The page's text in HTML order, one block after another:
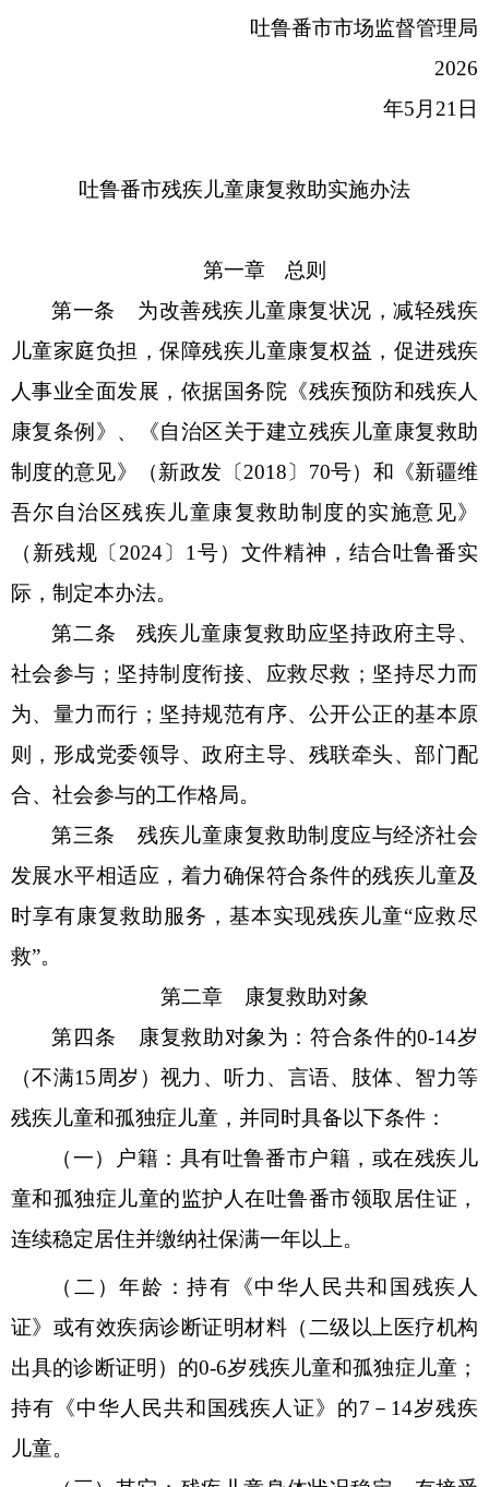
吐鲁番市市场监督管理局
2026
年5 月 21 日
吐鲁番市残疾儿童康复救助实施办法
第一章
总则
第一条
为改善残疾儿童康复状况，减轻残疾
儿童家庭负担，保障残疾儿童康复权益，促进残疾
人事业全面发展 ， 依据国务院《残疾预防和残疾人
康复条例》 、 《自治区关于建立残疾儿童康复救助
制度的意见》（新政发 〔 2018〕 70号）和《新疆维
吾尔自治区残疾儿童康复救助制度的实施意见》
（新残规 〔 2024 〕 1 号） 文件精神 ，结合吐鲁番实
际，制定本办法。
第二条
残疾儿童康复救助应坚持政府主导、
社会参与；坚持制度衔接、应救尽救；坚持尽力而
为、量力而行；坚持规范有序、公开公正的基本原
则，形成党委领导、政府主导、残联牵头、部门配
合、社会参与的工作格局。
第三条
残疾儿童康复救助制度应与经济社会
发展水平相适应，着力确保符合条件的残疾儿童及
时享有康复救助服务，基本实现残疾儿童“应救尽
救”。
第二章
康复救助对象
第四条
康复救助对象为：符合条件的0-14岁
（不满15周岁）视力、听力、言语、肢体、智力等
残疾儿童和孤独症儿童，并同时具备以下条件：
（一）户籍：具有吐鲁番市户籍，或在残疾儿
童和孤独症儿童的监护人在吐鲁番市领取居住证，
连续稳定居住并缴纳社保满一年以上。
（二）年龄：持有《中华人民共和国残疾人
证》或有效疾病诊断证明材料（二级以上医疗机构
出具的诊断证明）的0-6岁残疾儿童和孤独症儿童；
持有《中华人民共和国残疾人证》的7－14岁残疾
儿童。